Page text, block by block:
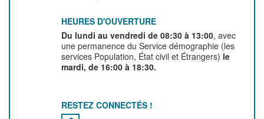
HEURES D'OUVERTURE
Du lundi au vendredi de 08:30 à 13:00, avec
une permanence du Service démographie (les
services Population, État civil et Étrangers) le
mardi, de 16:00 à 18:30.
RESTEZ CONNECTÉS !